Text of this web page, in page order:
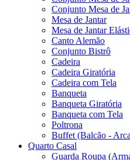
Conjunto Mesa de
Mesa de Jantar
Mesa de Jantar
Canto Alemão
Conjunto Bistrô
Cadeira
Cadeira Giratória
Cadeira com Tela
Banqueta
Banqueta Giratória
Banqueta com Tela
Poltrona
Buffet (Balcão -
Quarto Casal
Guarda Roupa